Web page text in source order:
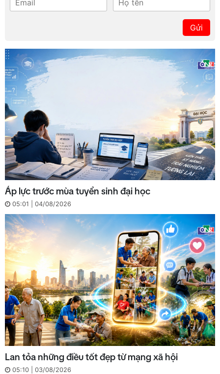
Gửi
Áp lực trước mùa tuyển sinh đại học
05:01 | 04/08/2026
Lan tỏa những điều tốt đẹp từ mạng xã hội
05:10 | 03/08/2026